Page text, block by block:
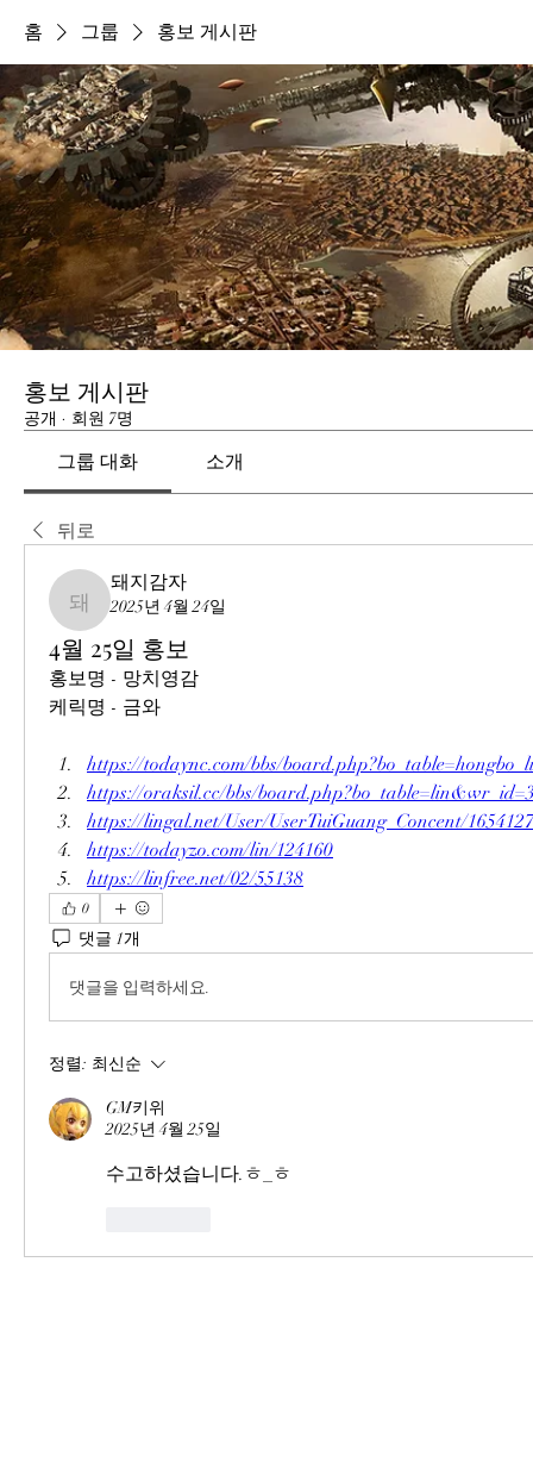
홈 그룹 홍보 게시판
홍보 게시판
공개 · 회원 7명
그룹 대화 소개
뒤로
돼지감자
돼지감자
2025년 4월 24일
4월 25일 홍보
홍보명 - 망치영감
케릭명 - 금와
https://todaync.com/bbs/
https://oraksil.cc/bbs/
https://lingal.net/User/UserTuiGuang_Concent/1654127
https://todayzo.com/lin/124160
https://linfree.net/02/55138
0
댓글 1개
댓글을 입력하세요.
정렬: 최신순
GM키위
2025년 4월 25일
수고하셨습니다.ㅎ_ㅎ